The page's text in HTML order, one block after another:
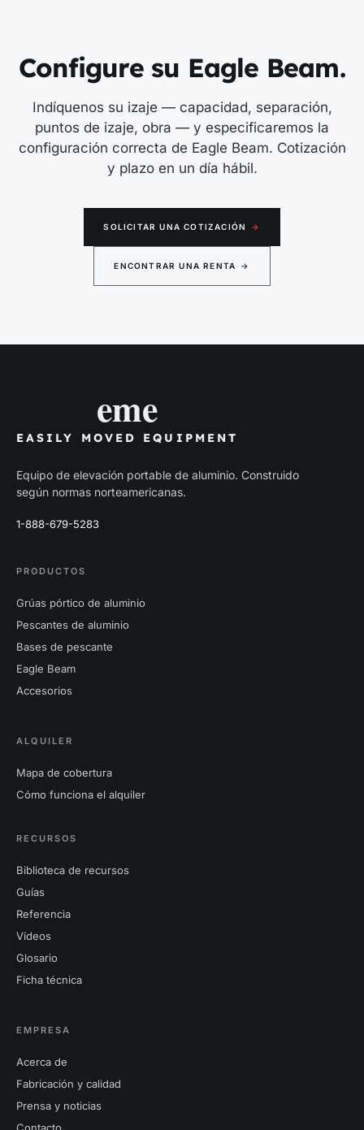
Configure su Eagle Beam.
Indíquenos su izaje — capacidad, separación,
puntos de izaje, obra — y especificaremos la
configuración correcta de Eagle Beam. Cotización
y plazo en un día hábil.
SOLICITAR UNA COTIZACIÓN →
ENCONTRAR UNA RENTA →
eme
EASILY MOVED EQUIPMENT
Equipo de elevación portable de aluminio. Construido
según normas norteamericanas.
1-888-679-5283
PRODUCTOS
Grúas pórtico de aluminio
Pescantes de aluminio
Bases de pescante
Eagle Beam
Accesorios
ALQUILER
Mapa de cobertura
Cómo funciona el alquiler
RECURSOS
Biblioteca de recursos
Guías
Referencia
Vídeos
Glosario
Ficha técnica
EMPRESA
Acerca de
Fabricación y calidad
Prensa y noticias